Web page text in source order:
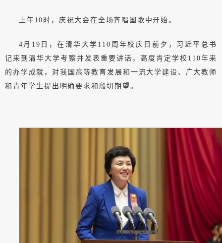
上午10时，庆祝大会在全场齐唱国歌中开始。
4月19日，在清华大学110周年校庆日前夕，习近平总书
记来到清华大学考察并发表重要讲话，高度肯定学校110年来
的办学成就，对我国高等教育发展和一流大学建设、广大教师
和青年学生提出明确要求和殷切期望。